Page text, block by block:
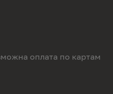
оплата по картам